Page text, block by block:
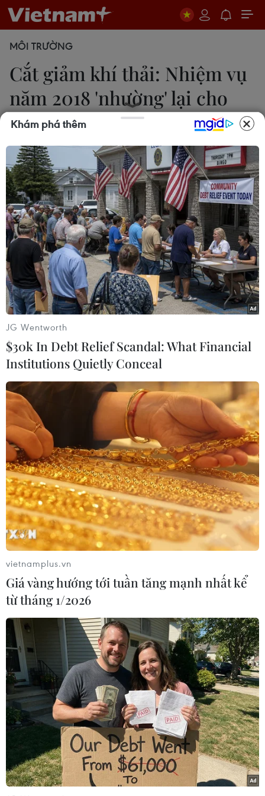
MÔI TRƯỜNG
Cắt giảm khí thải: Nhiệm vụ
năm 2018 'nhường' lại cho
2019
22/12/2018 23:02
Sau hai tuần đàm phán, các quan chức từ gần
200 quốc gia hôm 15/12 đã đồng ý về các quy tắc
phổ quát, minh bạch sẽ chi phối các nỗ lực cắt
giảm khí thải và kiềm chế sự nóng lên của khí hậu.
Các đại biểu tại Hội nghị Liên hợp quốc về biến đổi khí hậu
năm 2018 (COP24) ở thành phố Katowice, Ba Lan, ngày
4/12/2018. (Nguồn: THX/TTXVN)
Theo AP, sau hai tuần đàm phán khẩn trương,
các quan chức từ gần 200 quốc gia hôm 15/12 đã
đồng ý về các quy tắc phổ quát, minh bạch sẽ
chi phối các nỗ lực cắt giảm khí thải và kiềm
chế sự nóng lên của khí hậu toàn cầu.
Thỏa thuận đạt được tại các cuộc đàm phán về
khí hậu của Liên hợp quốc ở Katowice, Ba Lan,
cho phép các nước đưa ra hành động theo các
nguyên tắc có trong Hiệp định Paris về chống
biến đổi khí hậu 2015.
Tuy nhiên, trước sự thất vọng của các nhà hoạt
động môi trường và một số quốc gia đang thúc
giục đẩy mạnh các mục tiêu khí hậu nhiều tham
vọng hơn, các nhà đàm phán đã trì hoãn việc
đưa ra quyết định đối với hai vấn đề chính cho
đến năm sau.
Văn bản cuối cùng được đưa ra tại các cuộc đàm
phán của Liên hợp quốc đã bỏ qua một tài liệu
Khám phá thêm
JG Wentworth
$30k In Debt Relief Scandal: What Financial
Institutions Quietly Conceal
vietnamplus.vn
Giá vàng hướng tới tuần tăng mạnh nhất kể
từ tháng 1/2026